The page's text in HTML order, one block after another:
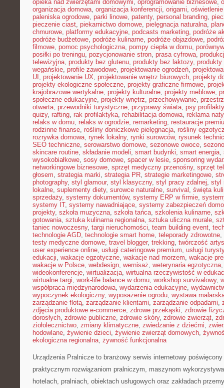
opieka nad zwierzętami domowymi, oprogramowanie biznesowe,
organizacja domowa, organizacja konferencji, origami,
paleniska ogrodowe, parki linowe, patenty, personal branding,
pieczenie ciast, piekarnictwo domowe, pielęgnacja naturalna,
chmurowe, platformy edukacyjne, podcasts marketing, podróże
podróże budżetowe, podróże kulinarne, podróże objazdowe,
filmowe, pomoc psychologiczna, pompy ciepła w domu,
posiłki po treningu, pozycjonowanie stron, prasa cyfrowa,
telewizyjna, produkty bez glutenu, produkty bez laktozy, produkty
wegańskie, profile zawodowe, projektowanie ogrodzeń,
UI , projektowanie UX, projektowanie wnętrz biurowych, projekty
projekty ekologiczne społeczne, projekty graficzne firmowe,
krajobrazowe wertykalne, projekty kulturalne, projekty meblowe,
społeczne edukacyjne, projekty wnętrz, przechowywanie,
otwarta, przewodniki turystyczne, przyprawy świata, psy
quizy, rafting, rak profilaktyka, rehabilitacja domowa, reklama
relaks w domu, relaks w ogrodzie, remarketing, restauracje
rodzinne finanse, rośliny doniczkowe pielęgnacja, rośliny
rozrywka domowa, rynek lokalny, rynki surowców, rysunek
SEO techniczne, serowarstwo domowe, sezonowe owoce,
skincare routine, składanie modeli, smart budynki, smart energia,
wysokobiałkowe, sosy domowe, spacer w lesie, sponsoring
networkingowe biznesowe, sprzęt medyczny przenośny, sprzęt
głosem, strategia marki, strategia PR, strategie marketingowe,
photography, styl glamour, styl klasyczny, styl pracy zdalnej, styl
lokalne, suplementy diety, surowce naturalne, survival , święta
sprzedaży, systemy dokumentów, systemy ERP w firmie,
systemy IT, systemy nawadniające, systemy zabezpieczeń
projekty, szkoła muzyczna, szkoła tańca, szkolenia kulinarne,
gotowania, sztuka kulinarna regionalna, sztuka uliczna murale,
taniec nowoczesny, targi nieruchomości, team building event,
technologie AGD, technologie smart home, teleporady zdrowotne,
testy medyczne domowe, travel blogger, trekking, twórczość
user experience online, usługi cateringowe premium, usługi
edukacji, wakacje egzotyczne, wakacje nad morzem, wakacje
wakacje w Polsce, webdesign, wernisaż, weterynaria egzotyczna
wideokonferencje, wirtualizacja, wirtualna rzeczywistość w
wirtualne targi, work-life balance w domu, workshop survivalowy,
współpraca międzynarodowa, wydarzenia edukacyjne,
wypoczynek ekologiczny, wyposażenie ogrodu, wystawa
zarządzanie flotą, zarządzanie klientami, zarządzanie odpadami,
zdjęcia produktowe e-commerce, zdrowe przekąski, zdrowie
dorosłych, zdrowie publiczne, zdrowie skóry, zdrowie zwierząt,
ziołolecznictwo, zmiany klimatyczne, zwiedzanie z dziećmi,
hodowlane, żywienie dzieci, żywienie zwierząt domowych,
ekologiczna regionalna, żywność funkcjonalna
Urządzenia Pralnicze to branżowy serwis internetowy
praktycznym rozwiązaniom pralniczym, maszynom
hotelach, pralniach, obiektach usługowych oraz zakładach